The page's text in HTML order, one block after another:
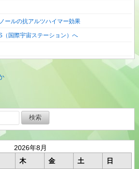
ールの抗アルツハイマー効果
国際宇宙ステーション）へ
2026年8月
木 金 土 日